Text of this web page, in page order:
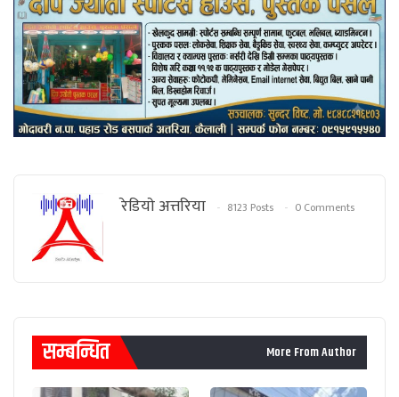
रेडियाे अत्तरिया 8123 Posts 0 Comments
सम्बन्धित More From Author